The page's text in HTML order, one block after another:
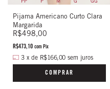
PP P M G GG
Pijama Americano Curto Clara
Margarida
R$498,00
R$473,10 com Pix
3 x de R$166,00 sem juros
COMPRAR